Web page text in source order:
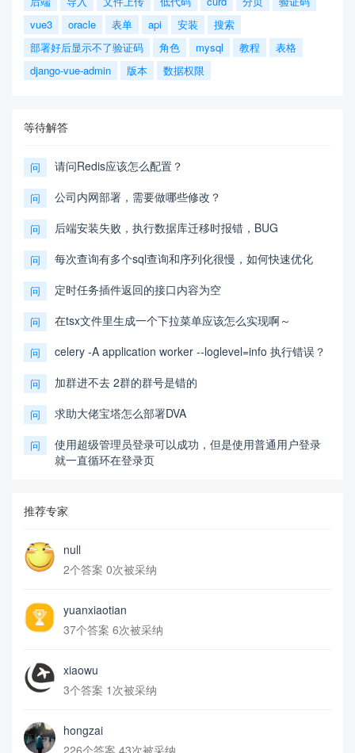
vue3
oracle 表单 api 安装
搜索
部署好后显示不了验证码
角色 mysql 教程
表格
django-vue-admin
版本 数据权限
等待解答
问 请问Redis应该怎么配置？
问 公司内网部署，需要做哪些修改？
问 后端安装失败，执行数据库迁移时报错，BUG
问 每次查询有多个sql查询和序列化很慢，如何快速优化
问 定时任务插件返回的接口内容为空
问 在tsx文件里生成一个下拉菜单应该怎么实现啊～
问 celery -A application worker --loglevel=info 执行错误？
问 加群进不去 2群的群号是错的
问 求助大佬宝塔怎么部署DVA
问
使用超级管理员登录可以成功，但是使用普通用户登录
就一直循环在登录页
推荐专家
null
2个答案 0次被采纳
yuanxiaotian
37个答案 6次被采纳
xiaowu
3个答案 1次被采纳
hongzai
226个答案 43次被采纳